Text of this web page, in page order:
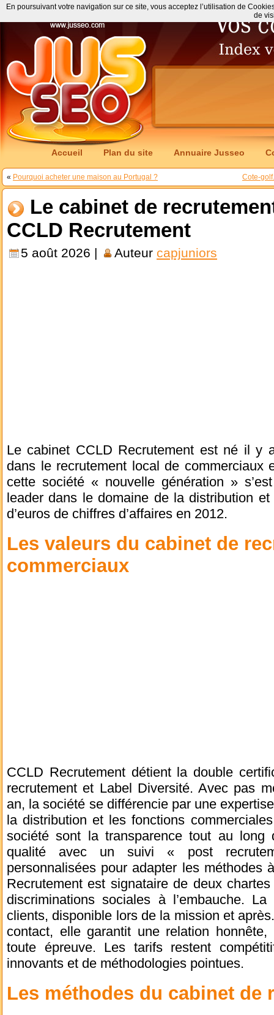
Accueil Plan du site Annuaire Jusseo
« Pourquoi acheter une maison au Portugal ? Cote-
Le cabinet de
CCLD Recrutement
5 août 2026 | Auteur capjuniors
Le cabinet CCLD Recrutement est né il y
dans le recrutement local de commerciaux
cette société « nouvelle génération »
leader dans le domaine de la distribution
d’euros de chiffres d’affaires en 2012.
Les valeurs du cabinet de
commerciaux
CCLD Recrutement détient la double
recrutement et Label Diversité. Avec pas
an, la société se différencie par une
la distribution et les fonctions
société sont la transparence tout au
qualité avec un suivi « post
personnalisées pour adapter les méthodes
Recrutement est signataire de deux
discriminations sociales à l’embauche.
clients, disponible lors de la mission et
contact, elle garantit une relation
toute épreuve. Les tarifs restent
innovants et de méthodologies pointues.
Les méthodes du cabinet de
En poursuivant votre navigation sur ce site, vous acceptez l’utilisation de
de